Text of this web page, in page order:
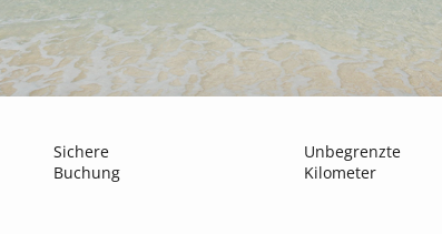
Sichere
Buchung
Unbegrenzte
Kilometer